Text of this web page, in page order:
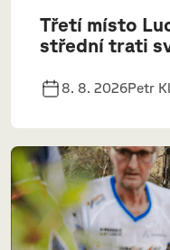
Třetí místo
střední trati
8. 8. 2026Petr